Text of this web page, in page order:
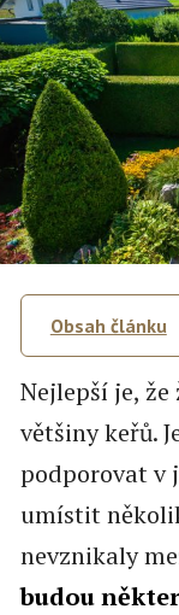
Obsah článku
Nejlepší je,
většiny keřů.
podporovat v
umístit
nevznikaly
budou